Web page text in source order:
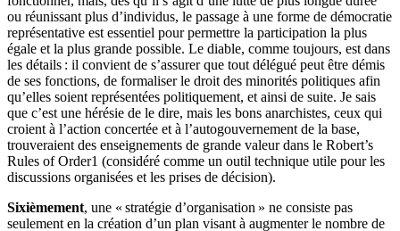
ou réunissant plus d’individus, le passage à une forme de démocratie
représentative est essentiel pour permettre la participation la plus
égale et la plus grande possible. Le diable, comme toujours, est dans
les détails : il convient de s’assurer que tout délégué peut être démis
de ses fonctions, de formaliser le droit des minorités politiques afin
qu’elles soient représentées politiquement, et ainsi de suite. Je sais
que c’est une hérésie de le dire, mais les bons anarchistes, ceux qui
croient à l’action concertée et à l’autogouvernement de la base,
trouveraient des enseignements de grande valeur dans le Robert’s
Rules of Order1 (considéré comme un outil technique utile pour les
discussions organisées et les prises de décision).
Sixièmement, une « stratégie d’organisation » ne consiste pas
seulement en la création d’un plan visant à augmenter le nombre de